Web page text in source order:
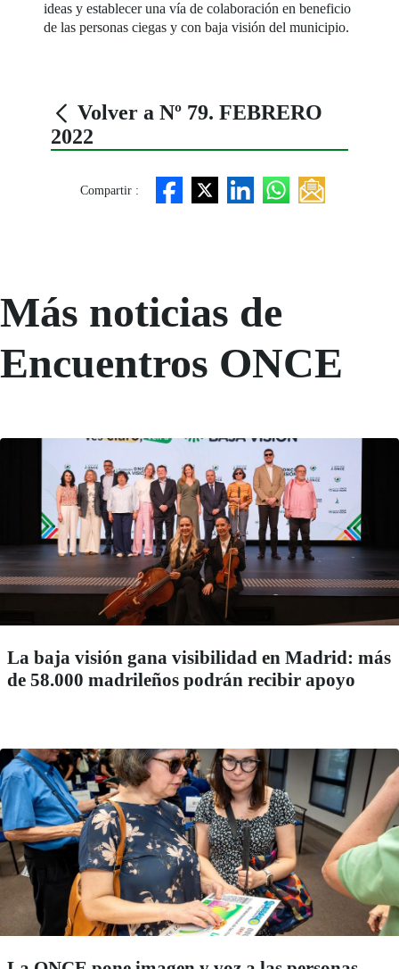
ideas y establecer una vía de colaboración en beneficio
de las personas ciegas y con baja visión del municipio.
Volver a Nº 79. FEBRERO
2022
Compartir :
Más noticias de
Encuentros ONCE
La baja visión gana visibilidad en Madrid: más
de 58.000 madrileños podrán recibir apoyo